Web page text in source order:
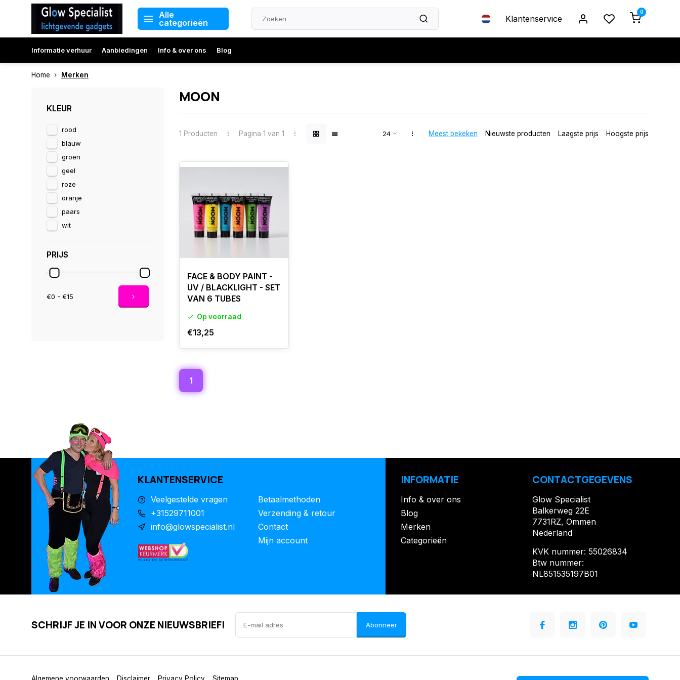
Alle
categorieën
Klantenservice
0
Informatie verhuur Aanbiedingen Info & over ons Blog
Home Merken
KLEUR
rood
blauw
groen
geel
roze
oranje
paars
wit
PRIJS
€0 - €15
MOON
1 Producten Pagina 1 van 1 Meest bekeken Nieuwste producten Laagste prijs Hoogste prijs
FACE & BODY PAINT -
UV / BLACKLIGHT - SET
VAN 6 TUBES
Op voorraad
€13,25
1
KLANTENSERVICE
Veelgestelde vragen
+31529711001
info@glowspecialist.nl
Betaalmethoden
Verzending & retour
Contact
Mijn account
INFORMATIE
Info & over ons
Blog
Merken
Categorieën
CONTACTGEGEVENS
Glow Specialist
Balkerweg 22E
7731RZ, Ommen
Nederland
KVK nummer: 55026834
Btw nummer:
NL851535197B01
SCHRIJF JE IN VOOR ONZE NIEUWSBRIEF! Abonneer
Algemene voorwaarden Disclaimer Privacy Policy Sitemap